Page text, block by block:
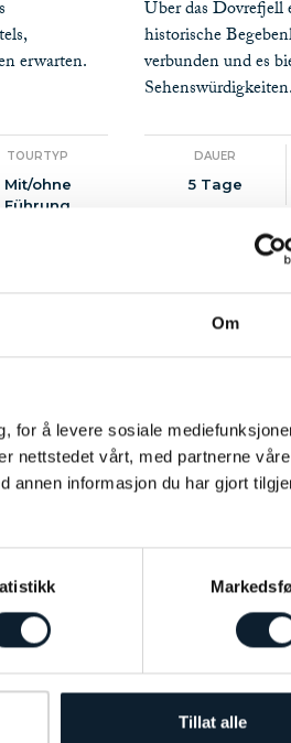
Om
for å levere sosiale
nettstedet vårt, med partnerne
annen informasjon du har gjort
Tillat alle
erwarten.
TOURTYP
Mit/ohne
Führung
24.400
Über das Dovrefjell
historische
verbunden und es
Sehenswürdigkeiten.
DAUER
5 Tage
MEHR INFO
CLOSE
Discover